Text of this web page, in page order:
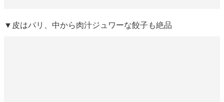
▼皮はパリ、中から肉汁ジュワーな餃子も絶品